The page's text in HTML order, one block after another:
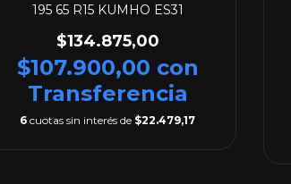
195 65 R15 KUMHO ES31
$134.875,00
$107.900,00 con
Transferencia
6 cuotas sin interés de $22.479,17